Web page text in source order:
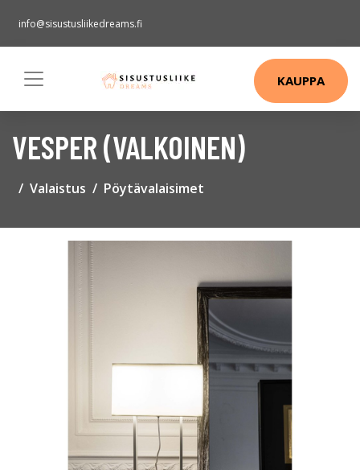
info@sisustusliikedreams.fi
KAUPPA
VESPER (VALKOINEN)
Valaistus Pöytävalaisimet